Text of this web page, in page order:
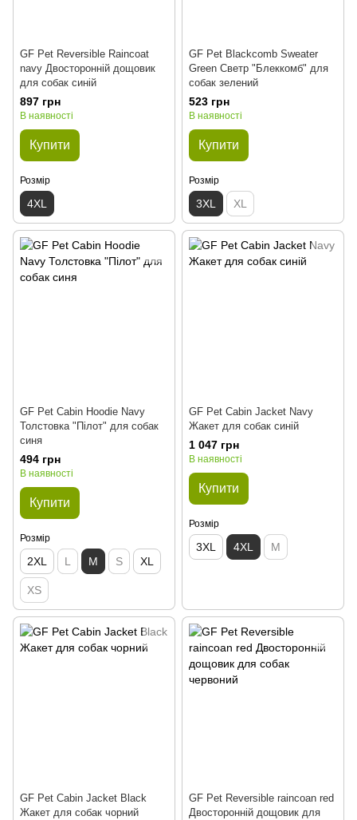
GF Pet Reversible Raincoat
navy Двосторонній дощовик
для собак синій
897 грн
В наявності
Купити
Розмір
4XL
GF Pet Blackcomb Sweater
Green Светр "Блеккомб" для
собак зелений
523 грн
В наявності
Купити
Розмір
3XL XL
GF Pet Cabin Hoodie Navy
Толстовка "Пілот" для собак
синя
494 грн
В наявності
Купити
Розмір
2XL L M S XL
XS
GF Pet Cabin Jacket Navy
Жакет для собак синій
1 047 грн
В наявності
Купити
Розмір
3XL 4XL M
GF Pet Cabin Jacket Black
Жакет для собак чорний
GF Pet Reversible raincoan red
Двосторонній дощовик для